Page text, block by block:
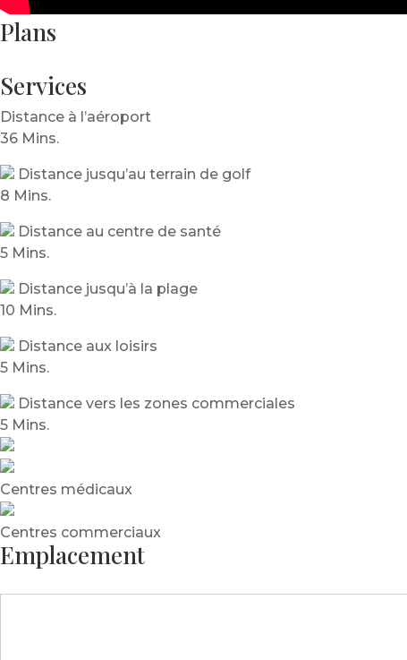
Plans
Services
Distance à l’aéroport
36 Mins.
Distance jusqu’au terrain de golf
8 Mins.
Distance au centre de santé
5 Mins.
Distance jusqu’à la plage
10 Mins.
Distance aux loisirs
5 Mins.
Distance vers les zones commerciales
5 Mins.
Centres médicaux
Centres commerciaux
Emplacement